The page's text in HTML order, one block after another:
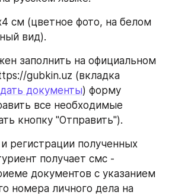
см (цветное фото, на белом
вид).
заполнить на официальном
gubkin.uz (вкладка
документы) форму
все необходимые
кнопку "Отправить").
регистрации полученных
получает смс -
документов с указанием
номера личного дела на